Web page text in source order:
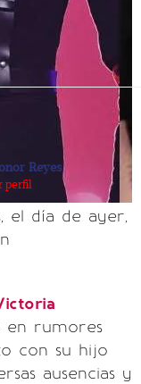
Reyes
perfil
el día de ayer,
en rumores
con su hijo
ausencias y